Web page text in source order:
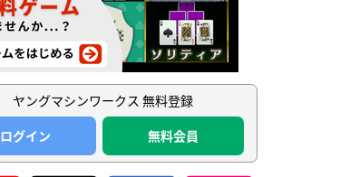
ヤングマシンワークス 無料登録
ログイン
無料会員